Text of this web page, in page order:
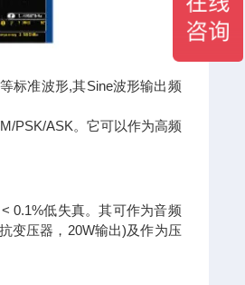
标准波形,其Sine波形输出频
PSK/ASK。它可以作为高频
0.1%低失真。其可作为音频
变压器，20W输出)及作为压